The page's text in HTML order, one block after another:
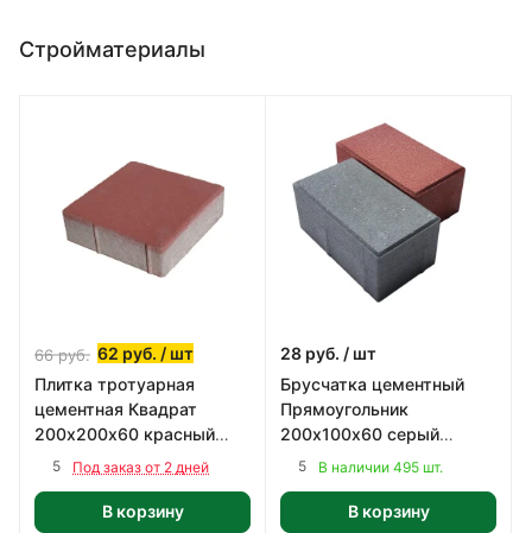
Стройматериалы
66руб. 62 руб. / шт
Плитка тротуарная
цементная Квадрат
200х200х60 красный
KOGEN
5 Под заказ от 2 дней
В корзину
28 руб. / шт
Брусчатка цементный
Прямоугольник
200х100х60 серый
KOGEN
5 В наличии 495 шт.
В корзину